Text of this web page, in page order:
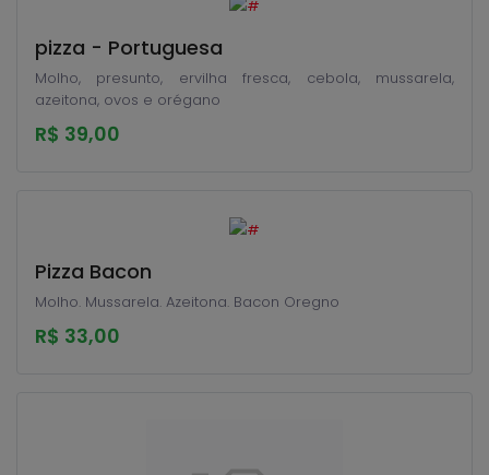
pizza - Portuguesa
Molho, presunto, ervilha fresca, cebola, mussarela,
azeitona, ovos e orégano
R$ 39,00
Pizza Bacon
Molho. Mussarela. Azeitona. Bacon Oregno
R$ 33,00